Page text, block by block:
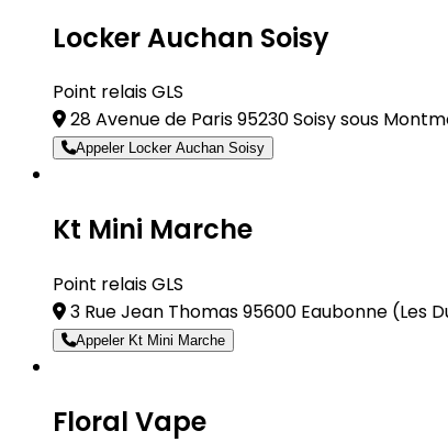
Locker Auchan Soisy
Point relais GLS
28 Avenue de Paris 95230 Soisy sous
Appeler Locker Auchan Soisy
Kt Mini Marche
Point relais GLS
3 Rue Jean Thomas 95600 Eaubonne (Les
Appeler Kt Mini Marche
Floral Vape